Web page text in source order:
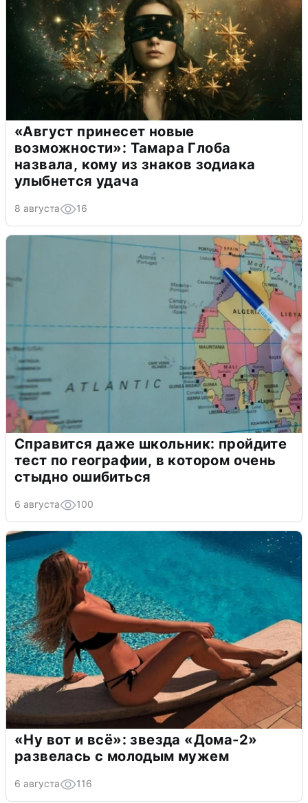
«Август принесет новые
возможности»: Тамара Глоба
назвала, кому из знаков зодиака
улыбнется удача
8 августа 16
Справится даже школьник: пройдите
тест по географии, в котором очень
стыдно ошибиться
6 августа 100
«Ну вот и всё»: звезда «Дома-2»
развелась с молодым мужем
6 августа 116